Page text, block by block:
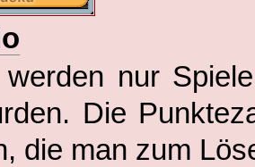
werden nur
Die
die man zum